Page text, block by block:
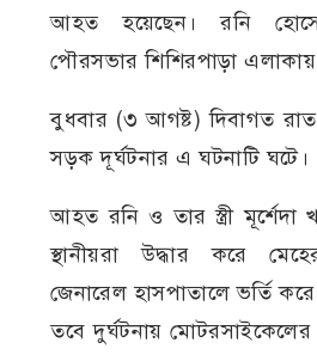
আহত হয়েছেন। রনি
পৌরসভার শিশিরপাড়া
বুধবার (৩ আগষ্ট) দিবাগত
সড়ক দূর্ঘটনার এ ঘটনাটি ঘটে।
আহত রনি ও তার স্ত্রী মূর্শেদা
স্থানীয়রা উদ্ধার করে
জেনারেল হাসপাতালে ভর্তি
তবে দুর্ঘটনায়